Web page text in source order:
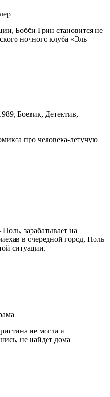
Бобби Грин становится не
ночного клуба «Эль
Боевик, Детектив,
про человека-летучую
зарабатывает на
в очередной город, Поль
ситуации.
не могла и
не найдет дома